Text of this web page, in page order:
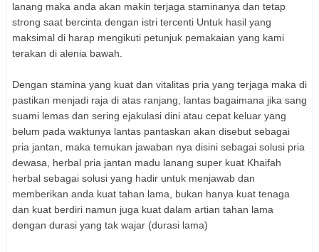
lanang maka anda akan makin terjaga staminanya dan tetap
strong saat bercinta dengan istri tercenti Untuk hasil yang
maksimal di harap mengikuti petunjuk pemakaian yang kami
terakan di alenia bawah.
Dengan stamina yang kuat dan vitalitas pria yang terjaga maka di
pastikan menjadi raja di atas ranjang, lantas bagaimana jika sang
suami lemas dan sering ejakulasi dini atau cepat keluar yang
belum pada waktunya lantas pantaskan akan disebut sebagai
pria jantan, maka temukan jawaban nya disini sebagai solusi pria
dewasa, herbal pria jantan madu lanang super kuat Khaifah
herbal sebagai solusi yang hadir untuk menjawab dan
memberikan anda kuat tahan lama, bukan hanya kuat tenaga
dan kuat berdiri namun juga kuat dalam artian tahan lama
dengan durasi yang tak wajar (durasi lama)